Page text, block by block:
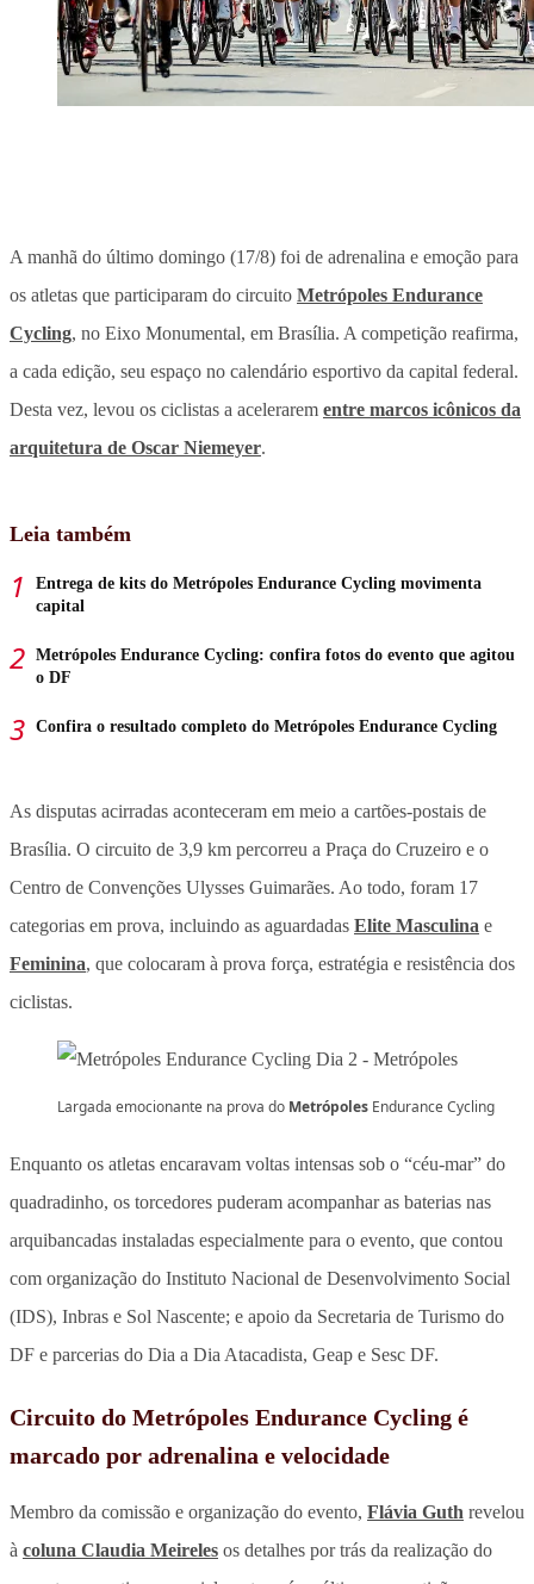
A manhã do último domingo (17/8) foi de adrenalina e emoção para
os atletas que participaram do circuito Metrópoles Endurance
Cycling, no Eixo Monumental, em Brasília. A competição reafirma,
a cada edição, seu espaço no calendário esportivo da capital federal.
Desta vez, levou os ciclistas a acelerarem entre marcos icônicos da
arquitetura de Oscar Niemeyer.
Leia também
Entrega de kits do Metrópoles Endurance Cycling movimenta
capital
Metrópoles Endurance Cycling: confira fotos do evento que agitou
o DF
Confira o resultado completo do Metrópoles Endurance Cycling
As disputas acirradas aconteceram em meio a cartões-postais de
Brasília. O circuito de 3,9 km percorreu a Praça do Cruzeiro e o
Centro de Convenções Ulysses Guimarães. Ao todo, foram 17
categorias em prova, incluindo as aguardadas Elite Masculina e
Feminina, que colocaram à prova força, estratégia e resistência dos
ciclistas.
Largada emocionante na prova do Metrópoles Endurance Cycling
Enquanto os atletas encaravam voltas intensas sob o “céu-mar” do
quadradinho, os torcedores puderam acompanhar as baterias nas
arquibancadas instaladas especialmente para o evento, que contou
com organização do Instituto Nacional de Desenvolvimento Social
(IDS), Inbras e Sol Nascente; e apoio da Secretaria de Turismo do
DF e parcerias do Dia a Dia Atacadista, Geap e Sesc DF.
Circuito do Metrópoles Endurance Cycling é
marcado por adrenalina e velocidade
Membro da comissão e organização do evento, Flávia Guth revelou
à coluna Claudia Meireles os detalhes por trás da realização do